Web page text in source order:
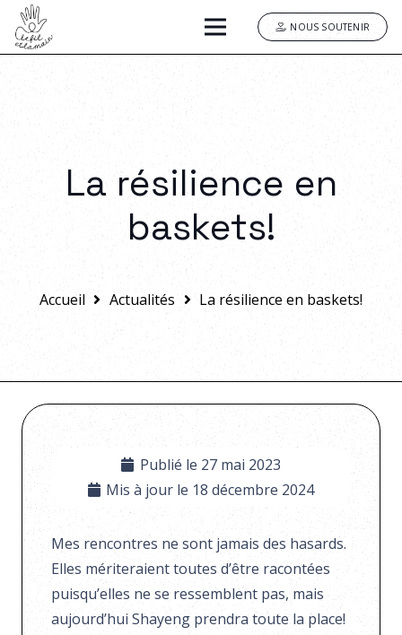
NOUS SOUTENIR
La résilience en
baskets!
Accueil Actualités La résilience en baskets!
Publié le 27 mai 2023
Mis à jour le 18 décembre 2024
Mes rencontres ne sont jamais des hasards.
Elles mériteraient toutes d’être racontées
puisqu’elles ne se ressemblent pas, mais
aujourd’hui Shayeng prendra toute la place!